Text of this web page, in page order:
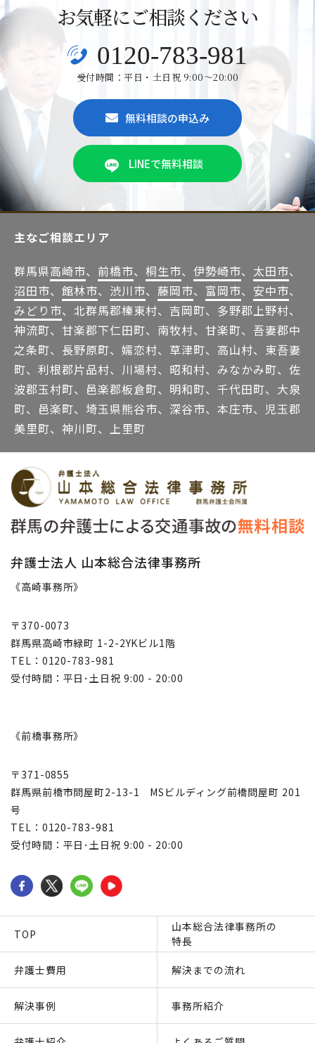
お気軽にご相談ください
0120-783-981
受付時間：平日・土日祝 9:00～20:00
無料相談の申込み
LINEで無料相談
主なご相談エリア
群馬県高崎市、 前橋市、 桐生市、 伊勢崎市、 太田市、
沼田市、 館林市、 渋川市、 藤岡市、 富岡市、 安中市、
みどり市、北群馬郡榛東村、吉岡町、多野郡上野村、
神流町、甘楽郡下仁田町、南牧村、甘楽町、吾妻郡中
之条町、長野原町、嬬恋村、草津町、高山村、東吾妻
町、利根郡片品村、川場村、昭和村、みなかみ町、佐
波郡玉村町、邑楽郡板倉町、明和町、千代田町、大泉
町、邑楽町、埼玉県熊谷市、深谷市、本庄市、児玉郡
美里町、神川町、上里町
弁護士法人 山本総合法律事務所
《高崎事務所》
〒370-0073
群馬県高崎市緑町 1-2-2YKビル1階
TEL：0120-783-981
受付時間：平日･土日祝 9:00 - 20:00
《前橋事務所》
〒371-0855
群馬県前橋市問屋町2-13-1 MSビルディング前橋問屋町 201
号
TEL：0120-783-981
受付時間：平日･土日祝 9:00 - 20:00
TOP
山本総合法律事務所の
特長
弁護士費用 解決までの流れ
解決事例 事務所紹介